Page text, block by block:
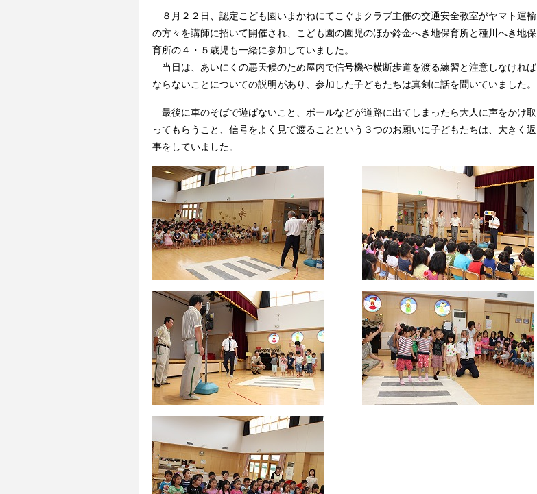
８月２２日、認定こども園いまかねにてこぐまクラブ主催の交通安全教室がヤマト運輸
の方々を講師に招いて開催され、こども園の園児のほか鈴金へき地保育所と種川へき地保
育所の４・５歳児も一緒に参加していました。
当日は、あいにくの悪天候のため屋内で信号機や横断歩道を渡る練習と注意しなければ
ならないことについての説明があり、参加した子どもたちは真剣に話を聞いていました。
最後に車のそばで遊ばないこと、ボールなどが道路に出てしまったら大人に声をかけ取
ってもらうこと、信号をよく見て渡ることという３つのお願いに子どもたちは、大きく返
事をしていました。